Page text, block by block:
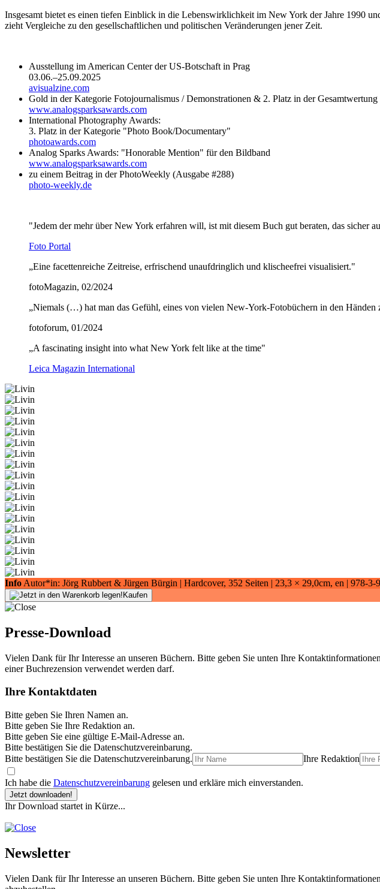
Insgesamt bietet es einen tiefen Einblick in die Lebenswirklichkeit im New York der Jahre 1990
zieht Vergleiche zu den gesellschaftlichen und politischen Veränderungen jener Zeit.
Ausstellung im American Center der US-Botschaft in Prag
03.06.–25.09.2025
avisualzine.com
Gold in der Kategorie Fotojournalismus / Demonstrationen & 2. Platz in der
www.analogsparksawards.com
International Photography Awards:
3. Platz in der Kategorie "Photo Book/Documentary"
photoawards.com
Analog Sparks Awards: "Honorable Mention" für den Bildband
www.analogsparksawards.com
zu einem Beitrag in der PhotoWeekly (Ausgabe #288)
photo-weekly.de
"Jedem der mehr über New York erfahren will, ist mit diesem Buch gut beraten, das sicher
Foto Portal
„Eine facettenreiche Zeitreise, erfrischend unaufdringlich und klischeefrei visualisiert."
fotoMagazin, 02/2024
„Niemals (…) hat man das Gefühl, eines von vielen New-York-Fotobüchern in den Händen
fotoforum, 01/2024
„A fascinating insight into what New York felt like at the time"
Leica Magazin International
Info Autor*in: Jörg Rubbert & Jürgen Bürgin | Hardcover, 352 Seiten | 23,3 × 29,0cm, en | 978-3-
Kaufen
Presse-Download
Vielen Dank für Ihr Interesse an unseren Büchern. Bitte geben Sie unten Ihre
einer Buchrezension verwendet werden darf.
Ihre Kontaktdaten
Bitte geben Sie Ihren Namen an.
Bitte geben Sie Ihre Redaktion an.
Bitte geben Sie eine gültige E-Mail-Adresse an.
Bitte bestätigen Sie die Datenschutzvereinbarung.
Bitte bestätigen Sie die Datenschutzvereinbarung.
Ihre Redaktion
Ich habe die Datenschutzvereinbarung gelesen und erkläre mich einverstanden.
Jetzt downloaden!
Ihr Download startet in Kürze...
Newsletter
Vielen Dank für Ihr Interesse an unseren Büchern. Bitte geben Sie unten Ihre